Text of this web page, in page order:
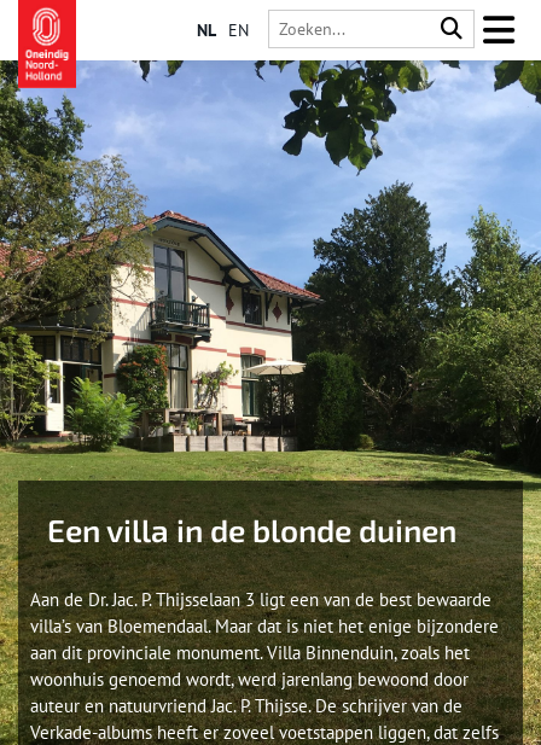
NL EN
Een villa in de blonde duinen
Aan de Dr. Jac. P. Thijsselaan 3 ligt een van de best bewaarde
villa’s van Bloemendaal. Maar dat is niet het enige bijzondere
aan dit provinciale monument. Villa Binnenduin, zoals het
woonhuis genoemd wordt, werd jarenlang bewoond door
auteur en natuurvriend Jac. P. Thijsse. De schrijver van de
Verkade-albums heeft er zoveel voetstappen liggen, dat zelfs